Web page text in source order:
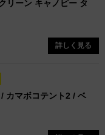
リーン キャノピー タ
詳しく見る
カマボコテント2 / ベ